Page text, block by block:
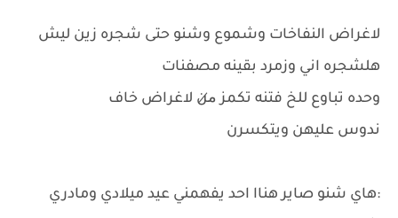
لاغراض النفاخات وشموع وشنو حتى شجره زين ليش
هلشجره اني وزمرد بقينه مصفنات
وحده تباوع للخ فتنه تكمز م̷ن لاغراض خاف
ندوس عليهن ويتكسرن
:هاي شنو صاير هناا احد يفهمني عيد ميلادي ومادري